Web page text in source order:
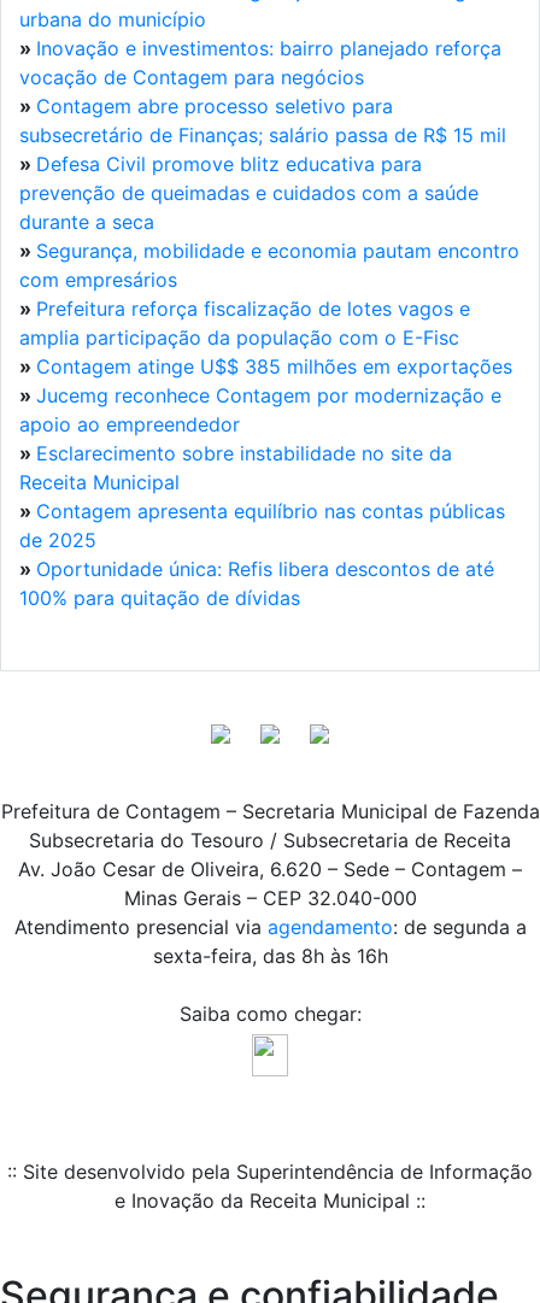
urbana do município
» Inovação e investimentos: bairro planejado reforça
vocação de Contagem para negócios
» Contagem abre processo seletivo para
subsecretário de Finanças; salário passa de R$ 15 mil
» Defesa Civil promove blitz educativa para
prevenção de queimadas e cuidados com a saúde
durante a seca
» Segurança, mobilidade e economia pautam encontro
com empresários
» Prefeitura reforça fiscalização de lotes vagos e
amplia participação da população com o E-Fisc
» Contagem atinge U$$ 385 milhões em exportações
» Jucemg reconhece Contagem por modernização e
apoio ao empreendedor
» Esclarecimento sobre instabilidade no site da
Receita Municipal
» Contagem apresenta equilíbrio nas contas públicas
de 2025
» Oportunidade única: Refis libera descontos de até
100% para quitação de dívidas
Prefeitura de Contagem – Secretaria Municipal de Fazenda
Subsecretaria do Tesouro / Subsecretaria de Receita
Av. João Cesar de Oliveira, 6.620 – Sede – Contagem –
Minas Gerais – CEP 32.040-000
Atendimento presencial via agendamento: de segunda a
sexta-feira, das 8h às 16h
Saiba como chegar:
:: Site desenvolvido pela Superintendência de Informação
e Inovação da Receita Municipal ::